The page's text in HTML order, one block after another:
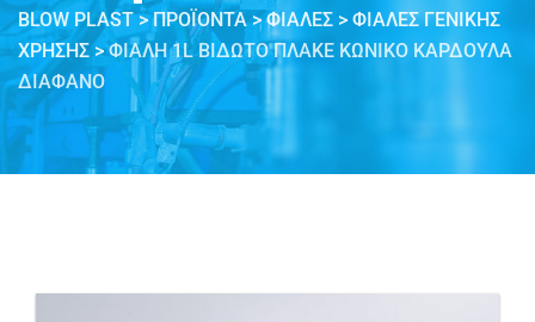
BLOW PLAST> ΠΡΟΪΌΝΤΑ>ΦΙΆΛΕΣ > ΦΙΆΛΕΣ ΓΕΝΙΚΉΣ
ΧΡΉΣΗΣ >ΦΙΆΛΗ 1L ΒΙΔΩΤΌ ΠΛΑΚΈ ΚΩΝΙΚΌ ΚΑΡΔΟΎΛΑ
ΔΙΆΦΑΝΟ